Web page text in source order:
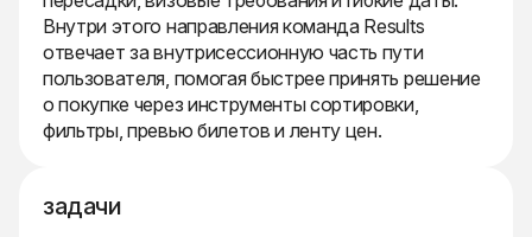
Внутри этого направления команда Results
отвечает за внутрисессионную часть пути
пользователя, помогая быстрее принять решение
о покупке через инструменты сортировки,
фильтры, превью билетов и ленту цен.
задачи